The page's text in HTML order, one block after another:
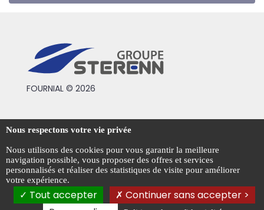
FOURNIAL © 2026
Conditions générales de vente
Mentions légales
Politique de confidentialité
Gestion des cookies
Nous respectons votre vie privée
Nous utilisons des cookies pour vous garantir la meilleure
navigation possible, vous proposer des offres et services
personnalisés et réaliser des statistiques de visite pour améliorer
votre expérience.
Tout accepter
Continuer sans accepter >